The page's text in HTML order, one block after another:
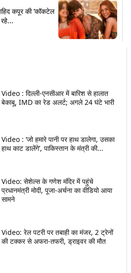
Video : दिल्ली-एनसीआर में बारिश से हालात
बेकाबू, IMD का रेड अलर्ट; अगले 24 घंटे भारी
Video : ‘जो हमारे पानी पर हाथ डालेगा, उसका
हाथ काट डालेंगे’, पाकिस्तान के मंत्री की...
Video: सेशेल्स के गणेश मंदिर में पहुंचे
प्रधानमंत्री मोदी, पूजा-अर्चना का वीडियो आया
सामने
Video: रेल पटरी पर तबाही का मंजर, 2 ट्रेनों
की टक्कर से अफरा-तफरी, ड्राइवर की मौत
कपूर की ‘कॉकटेल